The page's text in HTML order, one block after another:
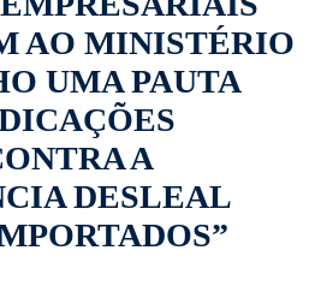
AO MINISTÉRIO
UMA PAUTA
A
DESLEAL